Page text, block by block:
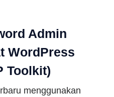
Admin
WordPress
Toolkit)
menggunakan